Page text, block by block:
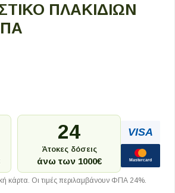
ΠΛΑΚΙΔΙΩΝ
24
Άτοκες δόσεις
άνω των 1000€
VISA
Mastercard
κάρτα. Οι τιμές περιλαμβάνουν ΦΠΑ 24%.